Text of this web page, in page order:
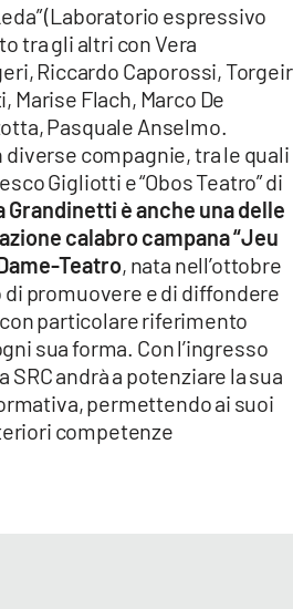
(Laboratorio espressivo
tra gli altri con Vera
Riccardo Caporossi, Torgeir
Marise Flach, Marco De
Pasquale Anselmo.
compagnie, tra le quali
Gigliotti e “Obos Teatro” di
Grandinetti è anche una delle
calabro campana “Jeu
Teatro, nata nell’ottobre
di promuovere e di diffondere
particolare riferimento
sua forma. Con l’ingresso
andrà a potenziare la sua
permettendo ai suoi
competenze